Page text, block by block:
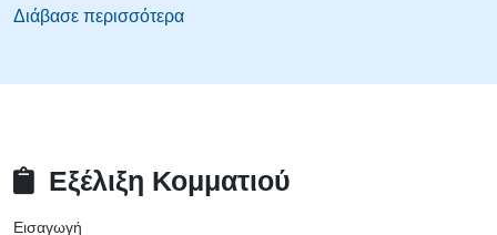
Διάβασε περισσότερα
Εξέλιξη Κομματιού
Εισαγωγή